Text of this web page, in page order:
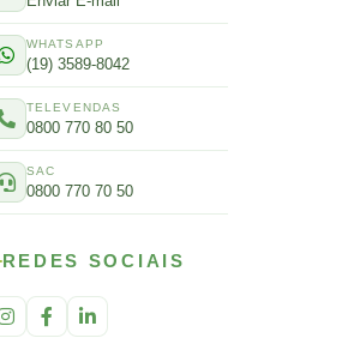
WHATSAPP
(19) 3589-8042
TELEVENDAS
0800 770 80 50
SAC
0800 770 70 50
REDES SOCIAIS